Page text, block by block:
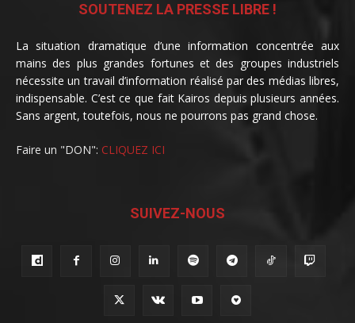
SOUTENEZ LA PRESSE LIBRE !
La situation dramatique d’une information concentrée aux
mains des plus grandes fortunes et des groupes industriels
nécessite un travail d’information réalisé par des médias libres,
indispensable. C’est ce que fait Kairos depuis plusieurs années.
Sans argent, toutefois, nous ne pourrons pas grand chose.
Faire un "DON": CLIQUEZ ICI
SUIVEZ-NOUS